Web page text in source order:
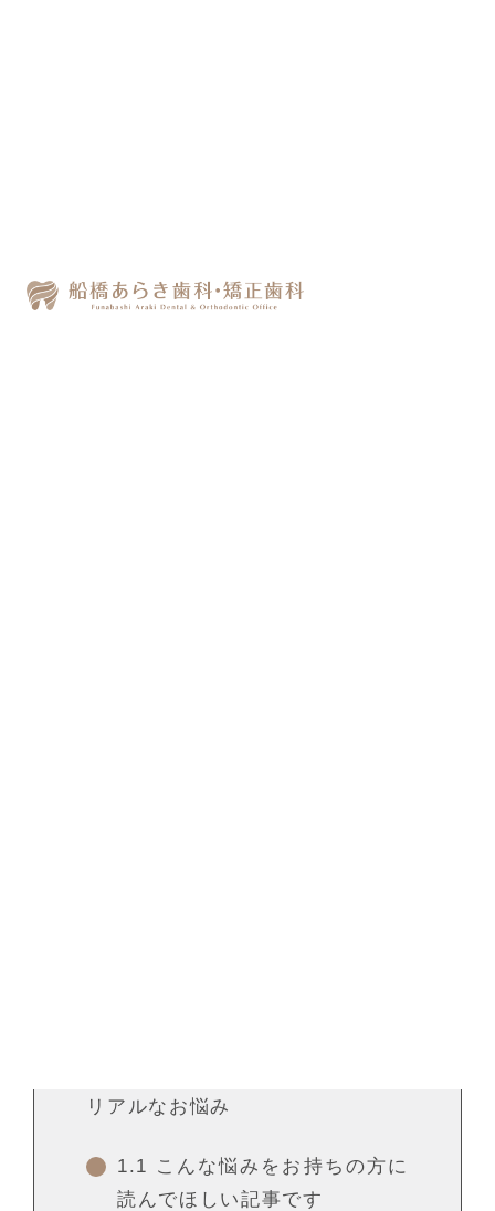
「土日も診てもらえる歯医者を探しているけ
リアルなお悩み
1.1 こんな悩みをお持ちの方に
読んでほしい記事です